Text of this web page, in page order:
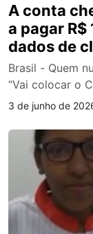
A conta
a pagar
dados de
Brasil - Quem
“Vai colocar o
3 de junho de